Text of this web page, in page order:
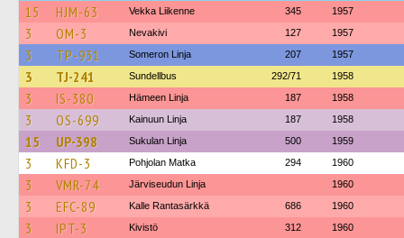
15 HJM-63 Vekka Liikenne 345 1957
3 OM-3 Nevakivi 127 1957
3 TP-931 Someron Linja 207 1957
3 TJ-241 Sundellbus 292/71 1958
3 IS-380 Hämeen Linja 187 1958
3 OS-699 Kainuun Linja 187 1958
15 UP-398 Sukulan Linja 500 1959
3 KFD-3 Pohjolan Matka 294 1960
3 VMR-74 Järviseudun Linja 1960
3 EFC-89 Kalle Rantasärkkä 686 1960
3 IPT-3 Kivistö 312 1960